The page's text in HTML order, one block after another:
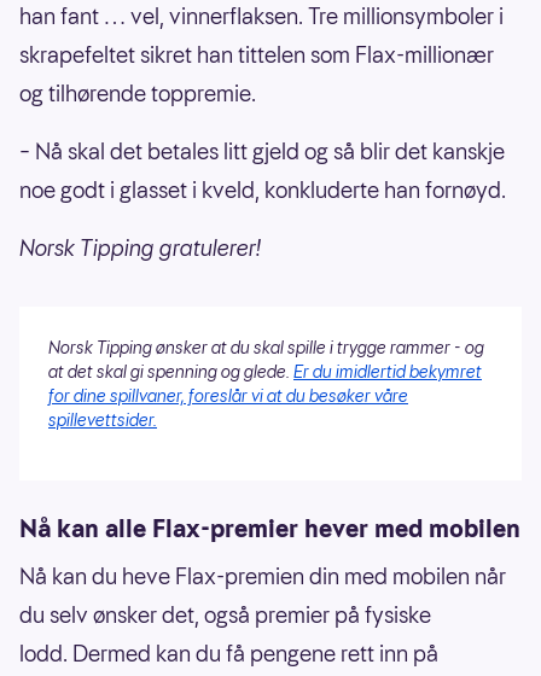
han fant … vel, vinnerflaksen. Tre millionsymboler i
skrapefeltet sikret han tittelen som Flax-millionær
og tilhørende toppremie.
– Nå skal det betales litt gjeld og så blir det kanskje
noe godt i glasset i kveld, konkluderte han fornøyd.
Norsk Tipping gratulerer!
Norsk Tipping ønsker at du skal spille i trygge rammer - og
at det skal gi spenning og glede. Er du imidlertid bekymret
for dine spillvaner, foreslår vi at du besøker våre
spillevettsider.
Nå kan alle Flax-premier hever med mobilen
Nå kan du heve Flax-premien din med mobilen når
du selv ønsker det, også premier på fysiske
lodd. Dermed kan du få pengene rett inn på